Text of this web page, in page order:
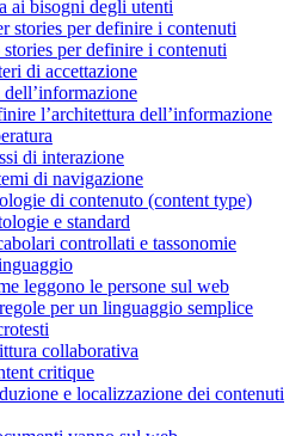
ai bisogni degli utenti
stories per definire i contenuti
stories per definire i contenuti
di accettazione
l’architettura dell’informazione
di interazione
di navigazione
di contenuto (content type)
e standard
controllati e tassonomie
leggono le persone sul web
per un linguaggio semplice
collaborativa
critique
e localizzazione dei contenuti